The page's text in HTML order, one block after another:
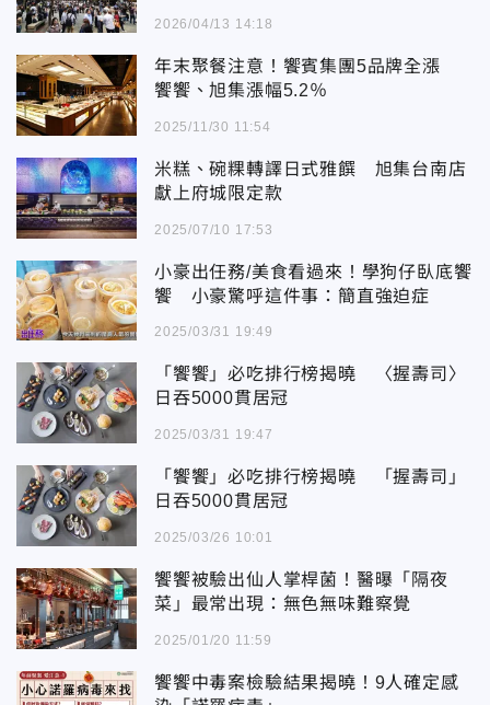
2026/04/13 14:18
年末聚餐注意！饗賓集團5品牌全漲
饗饗、旭集漲幅5.2％
2025/11/30 11:54
米糕、碗粿轉譯日式雅饌 旭集台南店
獻上府城限定款
2025/07/10 17:53
小豪出任務/美食看過來！學狗仔臥底饗
饗 小豪驚呼這件事：簡直強迫症
2025/03/31 19:49
「饗饗」必吃排行榜揭曉 〈握壽司〉
日吞5000貫居冠
2025/03/31 19:47
「饗饗」必吃排行榜揭曉 「握壽司」
日吞5000貫居冠
2025/03/26 10:01
饗饗被驗出仙人掌桿菌！醫曝「隔夜
菜」最常出現：無色無味難察覺
2025/01/20 11:59
饗饗中毒案檢驗結果揭曉！9人確定感